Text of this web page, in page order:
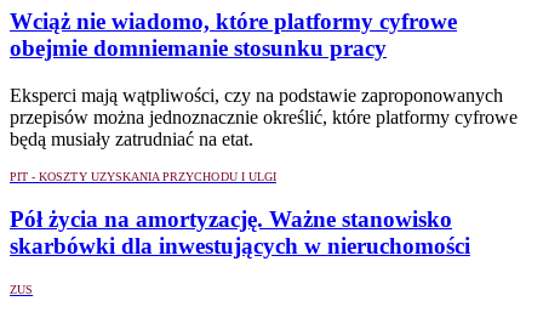
Wciąż nie wiadomo, które platformy cyfrowe
obejmie domniemanie stosunku pracy
Eksperci mają wątpliwości, czy na podstawie zaproponowanych
przepisów można jednoznacznie określić, które platformy cyfrowe
będą musiały zatrudniać na etat.
PIT - KOSZTY UZYSKANIA PRZYCHODU I ULGI
Pół życia na amortyzację. Ważne stanowisko
skarbówki dla inwestujących w nieruchomości
ZUS